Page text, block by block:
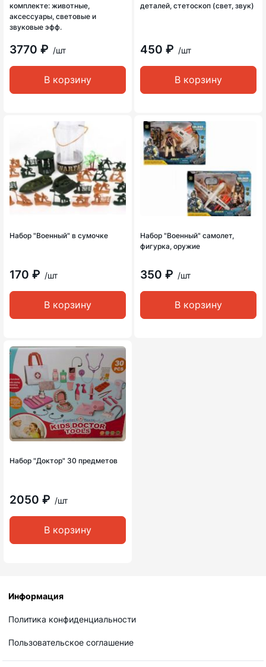
комплекте: животные,
аксессуары, световые и
звуковые эфф.
3770 ₽ /шт
В корзину
деталей, стетоскоп (свет, звук)
450 ₽ /шт
В корзину
Набор "Военный" в сумочке
170 ₽ /шт
В корзину
Набор "Военный" самолет,
фигурка, оружие
350 ₽ /шт
В корзину
Набор "Доктор" 30 предметов
2050 ₽ /шт
В корзину
Информация
Политика конфиденциальности
Пользовательское соглашение